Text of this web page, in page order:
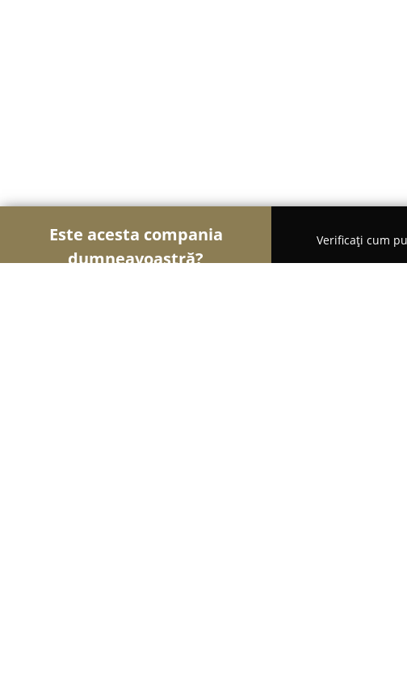
Este acesta compania
dumneavoastră?
Verificați cum